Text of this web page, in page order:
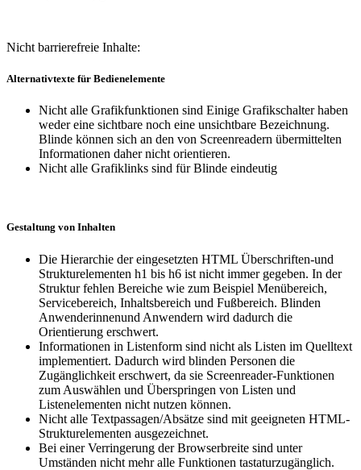
Nicht barrierefreie Inhalte:
Alternativtexte für Bedienelemente
Nicht alle Grafikfunktionen sind Einige Grafikschalter haben
weder eine sichtbare noch eine unsichtbare Bezeichnung.
Blinde können sich an den von Screenreadern übermittelten
Informationen daher nicht orientieren.
Nicht alle Grafiklinks sind für Blinde eindeutig
Gestaltung von Inhalten
Die Hierarchie der eingesetzten HTML Überschriften-und
Strukturelementen h1 bis h6 ist nicht immer gegeben. In der
Struktur fehlen Bereiche wie zum Beispiel Menübereich,
Servicebereich, Inhaltsbereich und Fußbereich. Blinden
Anwenderinnenund Anwendern wird dadurch die
Orientierung erschwert.
Informationen in Listenform sind nicht als Listen im Quelltext
implementiert. Dadurch wird blinden Personen die
Zugänglichkeit erschwert, da sie Screenreader-Funktionen
zum Auswählen und Überspringen von Listen und
Listenelementen nicht nutzen können.
Nicht alle Textpassagen/Absätze sind mit geeigneten HTML-
Strukturelementen ausgezeichnet.
Bei einer Verringerung der Browserbreite sind unter
Umständen nicht mehr alle Funktionen tastaturzugänglich.